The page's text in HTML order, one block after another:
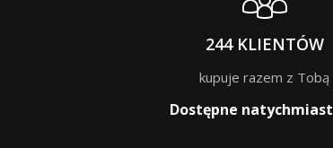
244 KLIENTÓW
kupuje razem z Tobą
Dostępne natychmiast